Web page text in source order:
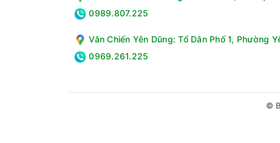
0989.807.225
Văn Chiến Yên Dũng: Tổ Dân Phố 1, Phường
0969.261.225
©